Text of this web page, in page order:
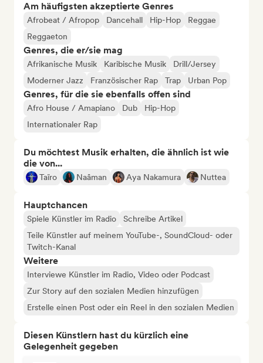
Am häufigsten akzeptierte Genres
Afrobeat / Afropop Dancehall Hip-Hop
Reggae
Reggaeton
Genres, die er/sie mag
Afrikanische Musik Karibische Musik
Drill/Jersey
Moderner Jazz
Französischer Rap Trap Urban Pop
Genres, für die sie ebenfalls offen sind
Afro House / Amapiano Dub
Hip-Hop
Internationaler Rap
Du möchtest Musik erhalten, die ähnlich ist wie
die von...
Taïro Naâman Aya Nakamura Nuttea
Hauptchancen
Spiele Künstler im Radio
Schreibe Artikel
Teile Künstler auf meinem YouTube-, SoundCloud- oder
Twitch-Kanal
Weitere
Interviewe Künstler im Radio, Video oder Podcast
Zur Story auf den sozialen Medien hinzufügen
Erstelle einen Post oder ein Reel in den sozialen Medien
Diesen Künstlern hast du kürzlich eine
Gelegenheit gegeben